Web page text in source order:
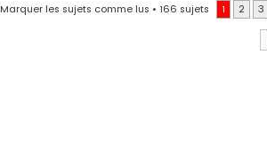
Marquer les sujets comme lus • 166 sujets 1 2 3